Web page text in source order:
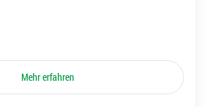
Mehr erfahren